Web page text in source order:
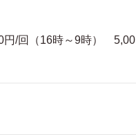
円/回（16時～9時） 5,00